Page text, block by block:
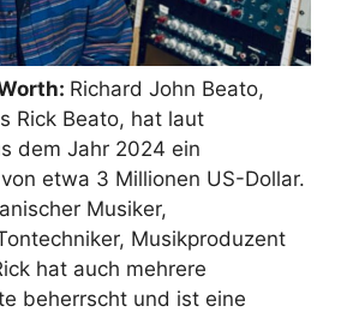
Richard John Beato,
Rick Beato, hat laut
dem Jahr 2024 ein
etwa 3 Millionen US-Dollar.
Musiker,
Musikproduzent
hat auch mehrere
beherrscht und ist eine